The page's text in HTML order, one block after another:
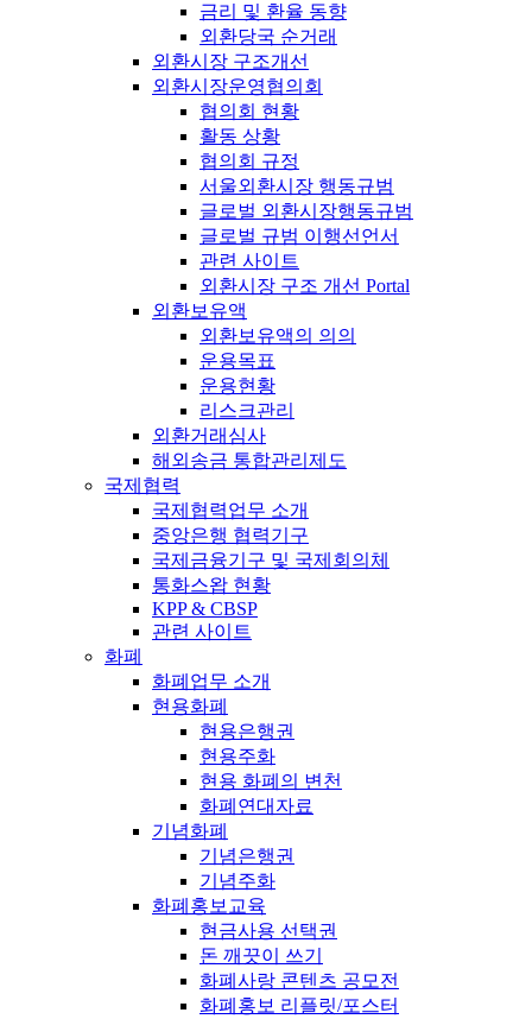
금리 및 환율 동향
외환당국 순거래
외환시장 구조개선
외환시장운영협의회
협의회 현황
활동 상황
협의회 규정
서울외환시장 행동규범
글로벌 외환시장행동규범
글로벌 규범 이행선언서
관련 사이트
외환시장 구조 개선 Portal
외환보유액
외환보유액의 의의
운용목표
운용현황
리스크관리
외환거래심사
해외송금 통합관리제도
국제협력
국제협력업무 소개
중앙은행 협력기구
국제금융기구 및 국제회의체
통화스왑 현황
KPP & CBSP
관련 사이트
화폐
화폐업무 소개
현용화폐
현용은행권
현용주화
현용 화폐의 변천
화폐연대자료
기념화폐
기념은행권
기념주화
화폐홍보교육
현금사용 선택권
돈 깨끗이 쓰기
화폐사랑 콘텐츠 공모전
화폐홍보 리플릿/포스터